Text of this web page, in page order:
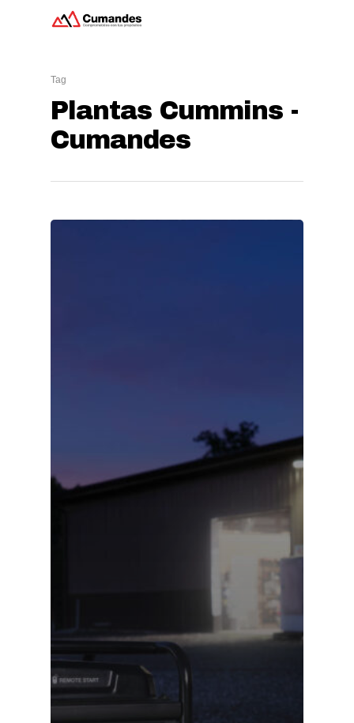
Tag
Plantas Cummins -
Cumandes